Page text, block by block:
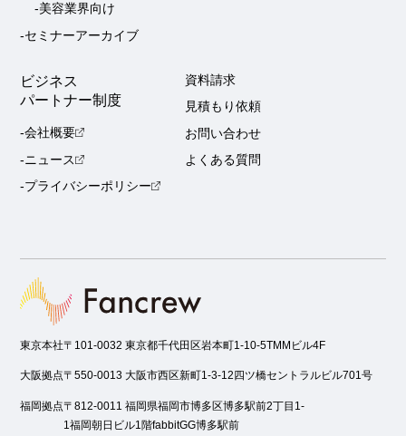
-美容業界向け
-セミナーアーカイブ
ビジネス
パートナー制度
-会社概要
-ニュース
-プライバシーポリシー
資料請求
見積もり依頼
お問い合わせ
よくある質問
東京本社〒101-0032 東京都千代田区岩本町1-10-5TMMビル4F
大阪拠点〒550-0013 大阪市西区新町1-3-12四ツ橋セントラルビル701号
福岡拠点〒812-0011 福岡県福岡市博多区博多駅前2丁目1-
1福岡朝日ビル1階fabbitGG博多駅前